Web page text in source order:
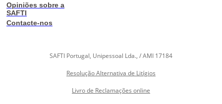
Opiniões sobre a
SAFTI
Contacte-nos
SAFTI Portugal, Unipessoal Lda., / AMI 17184
Resolução Alternativa de Litígios
Livro de Reclamações online